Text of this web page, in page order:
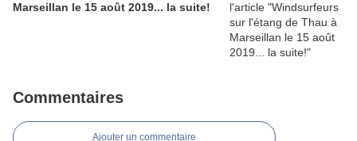
Marseillan le 15 août 2019... la suite!
Commentaires
Ajouter un commentaire